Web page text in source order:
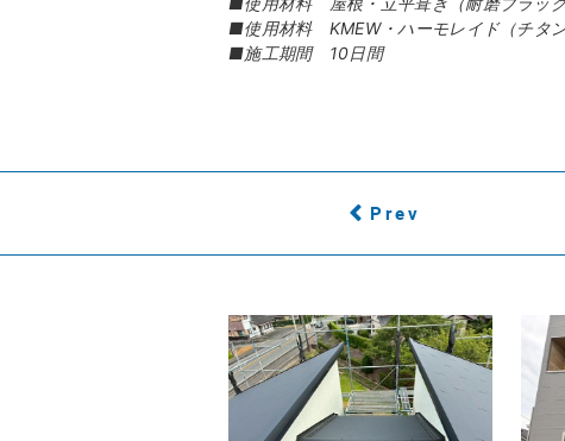
■使用材料 KMEW・ハーモレイド（チタン
■施工期間 10日間
Prev